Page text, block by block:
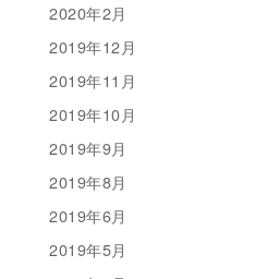
2020年2月
2019年12月
2019年11月
2019年10月
2019年9月
2019年8月
2019年6月
2019年5月